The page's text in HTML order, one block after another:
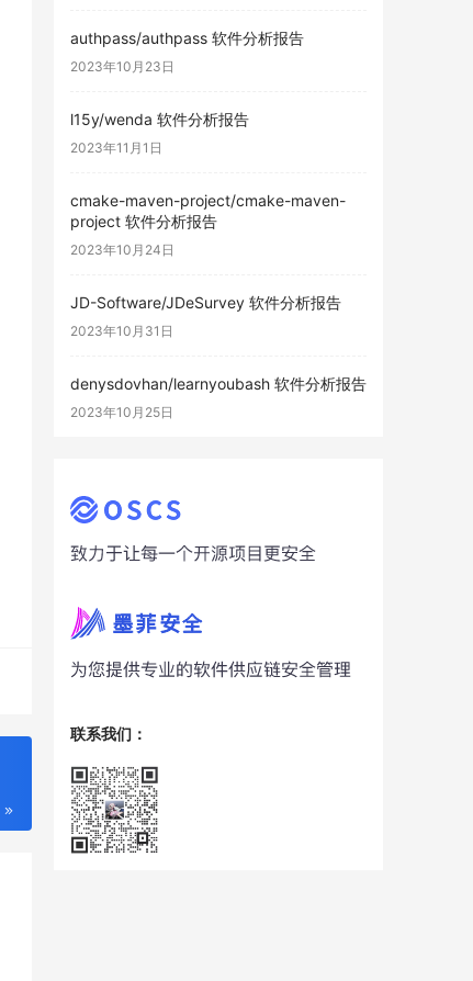
authpass/authpass 软件分析报告
2023年10月23日
l15y/wenda 软件分析报告
2023年11月1日
cmake-maven-project/cmake-maven-
project 软件分析报告
2023年10月24日
JD-Software/JDeSurvey 软件分析报告
2023年10月31日
denysdovhan/learnyoubash 软件分析报告
2023年10月25日
联系我们：